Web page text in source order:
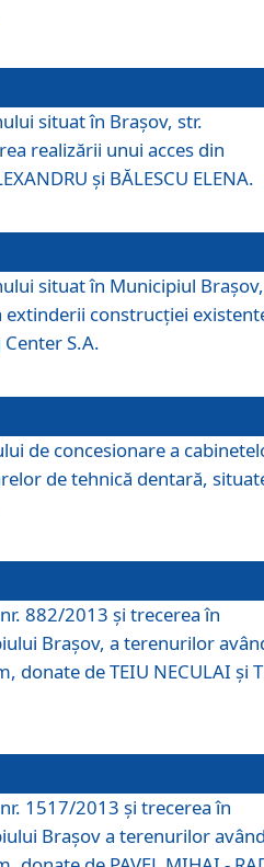
situat în Braşov, str.
realizării unui acces din
şi BĂLESCU ELENA.
situat în Municipiul
extinderii construcţiei
S.A.
de concesionare a
de tehnică dentară,
882/2013 şi trecerea în
Braşov, a terenurilor
donate de TEIU NECULAI şi
1517/2013 şi trecerea în
Braşov a terenurilor